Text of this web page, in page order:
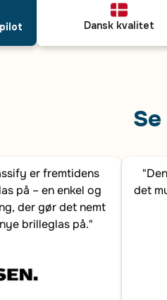
Dansk kvalitet
er fremtidens
på – en enkel og
der gør det nemt
brilleglas på."
det